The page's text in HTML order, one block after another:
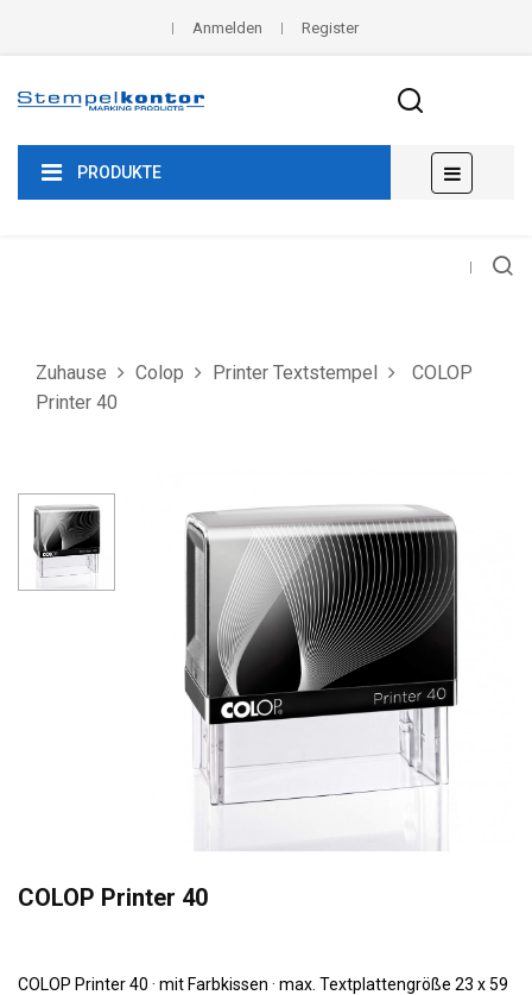
Anmelden Register
PRODUKTE
der
☰
Zuhause Colop Printer Textstempel
COLOP
Printer 40
COLOP Printer 40
COLOP Printer 40 · mit Farbkissen · max. Textplattengröße 23 x 59